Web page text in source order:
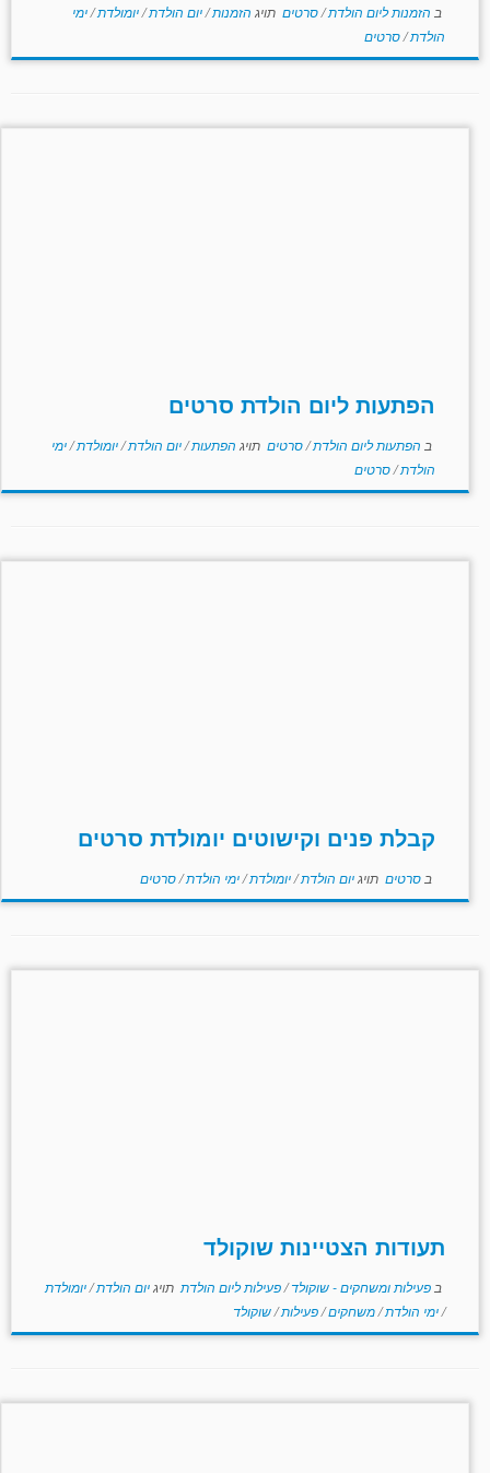
ב הזמנות ליום הולדת/סרטים תויג הזמנות/יום הולדת/יומולדת/ימי
הולדת/סרטים
הפתעות ליום הולדת סרטים
ב הפתעות ליום הולדת/סרטים תויג הפתעות/יום הולדת/יומולדת/ימי
הולדת/סרטים
קבלת פנים וקישוטים יומולדת סרטים
ב סרטים תויגיום הולדת/יומולדת/ימי הולדת/סרטים
תעודות הצטיינות שוקולד
ב פעילות ומשחקים - שוקולד/פעילות ליום הולדת תויגיום הולדת/יומולדת
/ימי הולדת/משחקים/פעילות/שוקולד